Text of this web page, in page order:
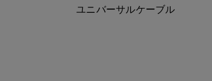
ユニバーサルケーブル